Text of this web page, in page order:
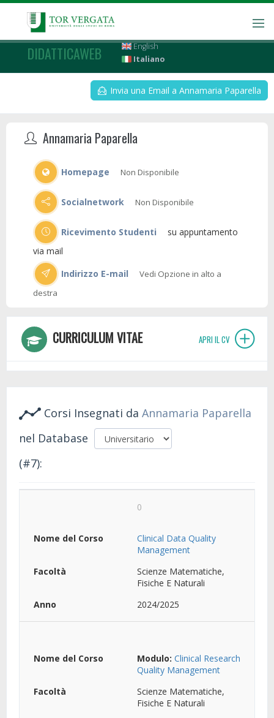
DIDATTICAWEB
English
Italiano
Invia una Email a Annamaria Paparella
Annamaria Paparella
Homepage Non Disponibile
Socialnetwork Non Disponibile
Ricevimento Studenti
via mail
Indirizzo E-mail
Vedi Opzione in alto a
destra
CURRICULUM VITAE APRI IL CV
Corsi Insegnati da Annamaria Paparella
nel Database
(#7):
0
Clinical Data Quality
Management
Scienze Matematiche,
Fisiche E Naturali
2024/2025
Modulo: Clinical Research
Quality Management
Scienze Matematiche,
Fisiche E Naturali